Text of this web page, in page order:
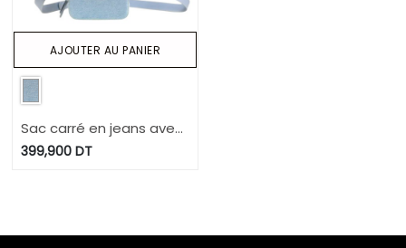
Sac carré en jeans avec
bandoulière amovible -
399,900DT
AJOUTER AU PANIER